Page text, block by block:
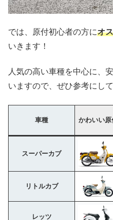
では、原付初心者の方にオ
いきます！
人気の高い車種を中心に、
いますので、ぜひ参考にし
車種 かわいい原
スーパーカブ
リトルカブ
レッツ